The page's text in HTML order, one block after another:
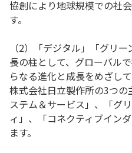
協創により地球規模での社
す。
（2）「デジタル」「グリ
長の柱として、グローバル
らなる進化と成長をめざして
株式会社日立製作所の3つ
ステム＆サービス」、「グ
ィ」、「コネクティブイン
ます。